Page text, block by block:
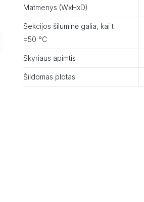
Matmenys (WxHxD)
Sekcijos šiluminė galia, kai t
=50 °C
Skyriaus apimtis
Šildomas plotas